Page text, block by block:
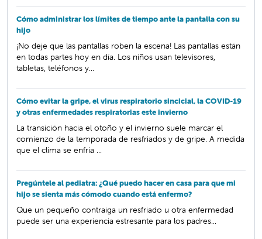
Cómo administrar los límites de tiempo ante la pantalla con su
hijo
¡No deje que las pantallas roben la escena! Las pantallas están
en todas partes hoy en día. Los niños usan televisores,
tabletas, teléfonos y...
Cómo evitar la gripe, el virus respiratorio sincicial, la COVID-19
y otras enfermedades respiratorias este invierno
La transición hacia el otoño y el invierno suele marcar el
comienzo de la temporada de resfriados y de gripe. A medida
que el clima se enfría ...
Pregúntele al pediatra: ¿Qué puedo hacer en casa para que mi
hijo se sienta más cómodo cuando está enfermo?
Que un pequeño contraiga un resfriado u otra enfermedad
puede ser una experiencia estresante para los padres...